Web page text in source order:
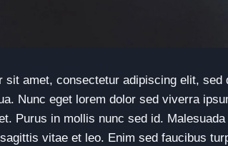
sit amet, consectetur adipiscing elit,
Nunc eget lorem dolor sed viverra
Purus in mollis nunc sed id.
vitae et leo. Enim sed faucibus